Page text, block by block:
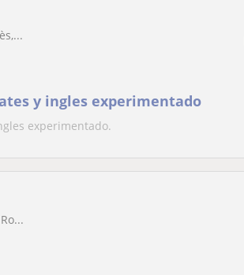
y ingles experimentado
experimentado.